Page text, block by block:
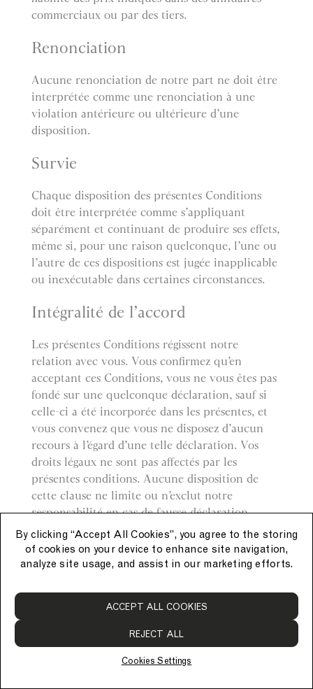
commerciaux ou par des tiers.
Renonciation
Aucune renonciation de notre part ne doit être
interprétée comme une renonciation à une
violation antérieure ou ultérieure d’une
disposition.
Survie
Chaque disposition des présentes Conditions
doit être interprétée comme s’appliquant
séparément et continuant de produire ses effets,
même si, pour une raison quelconque, l’une ou
l’autre de ces dispositions est jugée inapplicable
ou inexécutable dans certaines circonstances.
Intégralité de l’accord
Les présentes Conditions régissent notre
relation avec vous. Vous confirmez qu’en
acceptant ces Conditions, vous ne vous êtes pas
fondé sur une quelconque déclaration, sauf si
celle-ci a été incorporée dans les présentes, et
vous convenez que vous ne disposez d’aucun
recours à l’égard d’une telle déclaration. Vos
droits légaux ne sont pas affectés par les
présentes conditions. Aucune disposition de
cette clause ne limite ou n’exclut notre
responsabilité en cas de fausse déclaration
frauduleuse ou négligente, qu’elle ait ou non été
intégrée aux présentes Conditions.
Les présentes Conditions sont régies et
interprétées conformément au droit anglais et
vous vous soumettez irrévocablement à la
compétence exclusive des tribunaux anglais.
By clicking “Accept All Cookies”, you agree to the storing
of cookies on your device to enhance site navigation,
analyze site usage, and assist in our marketing efforts.
Cookies Settings
REJECT ALL
ACCEPT ALL COOKIES